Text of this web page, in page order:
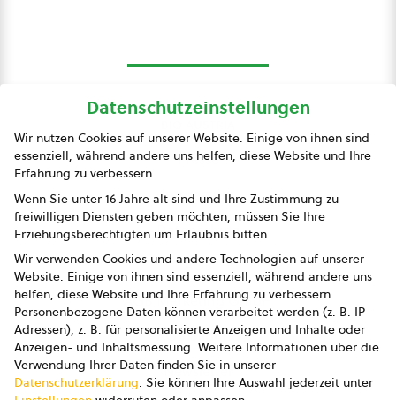
Presse
Impressum
Datenschutz
AGB
AGB Marketing GmbH
AGB Bildung
Newsletter
Datenschutzeinstellungen
Wir nutzen Cookies auf unserer Website. Einige von ihnen sind
essenziell, während andere uns helfen, diese Website und Ihre
Erfahrung zu verbessern.
Wenn Sie unter 16 Jahre alt sind und Ihre Zustimmung zu
freiwilligen Diensten geben möchten, müssen Sie Ihre
Erziehungsberechtigten um Erlaubnis bitten.
Wir verwenden Cookies und andere Technologien auf unserer
Website. Einige von ihnen sind essenziell, während andere uns
helfen, diese Website und Ihre Erfahrung zu verbessern.
Personenbezogene Daten können verarbeitet werden (z. B. IP-
Adressen), z. B. für personalisierte Anzeigen und Inhalte oder
Anzeigen- und Inhaltsmessung. Weitere Informationen über die
Verwendung Ihrer Daten finden Sie in unserer
Datenschutzerklärung. Sie können Ihre Auswahl jederzeit unter